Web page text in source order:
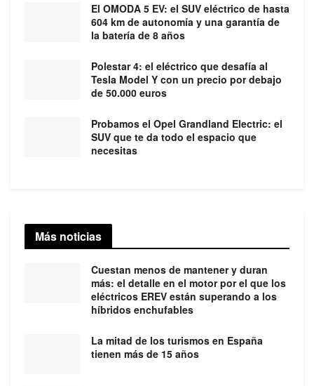
El OMODA 5 EV: el SUV eléctrico de hasta
604 km de autonomía y una garantía de
la batería de 8 años
Polestar 4: el eléctrico que desafía al
Tesla Model Y con un precio por debajo
de 50.000 euros
Probamos el Opel Grandland Electric: el
SUV que te da todo el espacio que
necesitas
Más noticias
Cuestan menos de mantener y duran
más: el detalle en el motor por el que los
eléctricos EREV están superando a los
híbridos enchufables
La mitad de los turismos en España
tienen más de 15 años